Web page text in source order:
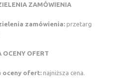
ZAMÓWIENIA
zamówienia: przetarg
OCENY OFERT
oceny ofert: najniższa cena.